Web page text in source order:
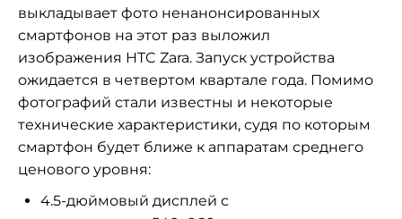
выкладывает фото ненанонсированных
смартфонов на этот раз выложил
изображения HTC Zara. Запуск устройства
ожидается в четвертом квартале года. Помимо
фотографий стали известны и некоторые
технические характеристики, судя по которым
смартфон будет ближе к аппаратам среднего
ценового уровня:
4.5-дюймовый дисплей с